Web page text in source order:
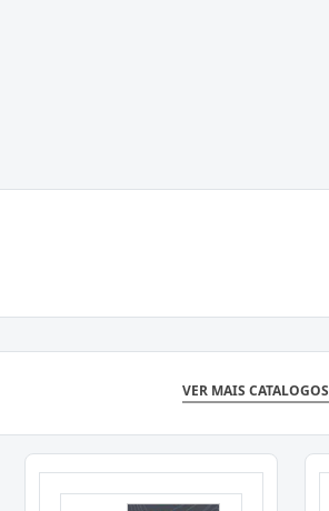
VER MAIS CATALOGOS